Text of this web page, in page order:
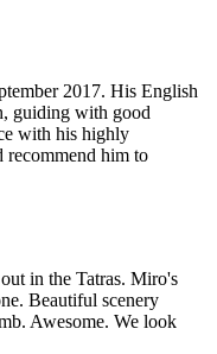
2017. His English
guiding with good
with his highly
recommend him to
in the Tatras. Miro's
Beautiful scenery
Awesome. We look